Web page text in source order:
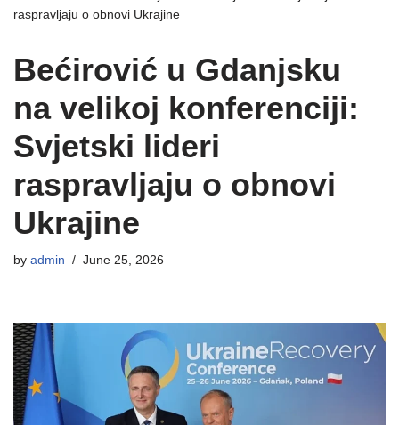
raspravljaju o obnovi Ukrajine
Bećirović u Gdanjsku
na velikoj konferenciji:
Svjetski lideri
raspravljaju o obnovi
Ukrajine
by admin June 25, 2026